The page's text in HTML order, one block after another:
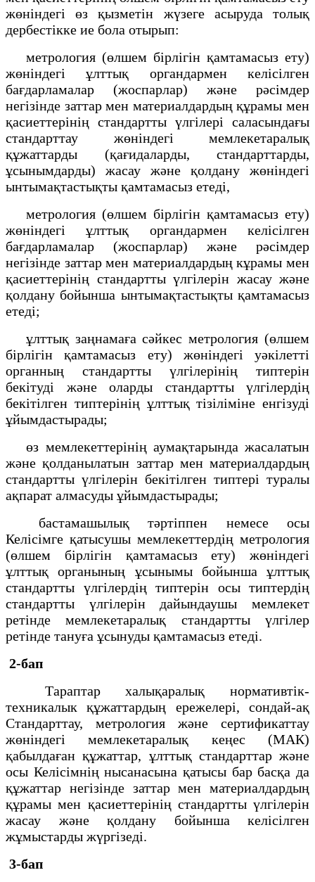
жөніндегі өз қызметін жүзеге асыруда толық
дербестікке ие бола отырып:
метрология (өлшем бірлігін қамтамасыз ету)
жөніндегі ұлттық органдармен келісілген
бағдарламалар (жоспарлар) және рәсімдер
негізінде заттар мен материалдардың құрамы мен
қасиеттерінің стандартты үлгілері саласындағы
стандарттау жөніндегі мемлекетаралық
құжаттарды (қағидаларды, стандарттарды,
ұсынымдарды) жасау және қолдану жөніндегі
ынтымақтастықты қамтамасыз етеді,
метрология (өлшем бірлігін қамтамасыз ету)
жөніндегі ұлттық органдармен келісілген
бағдарламалар (жоспарлар) және рәсімдер
негізінде заттар мен материалдардың кұрамы мен
қасиеттерінің стандартты үлгілерін жасау және
қолдану бойынша ынтымақтастықты қамтамасыз
етеді;
ұлттық заңнамаға сәйкес метрология (өлшем
бірлігін қамтамасыз ету) жөніндегі уәкілетті
органның стандартты үлгілерінің типтерін
бекітуді және оларды стандартты үлгілердің
бекітілген типтерінің ұлттық тізіліміне енгізуді
ұйымдастырады;
өз мемлекеттерінің аумақтарында жасалатын
және қолданылатын заттар мен материалдардың
стандартты үлгілерін бекітілген типтері туралы
ақпарат алмасуды ұйымдастырады;
бастамашылық тәртіппен немесе осы
Келісімге қатысушы мемлекеттердің метрология
(өлшем бірлігін қамтамасыз ету) жөніндегі
ұлттық органының ұсынымы бойынша ұлттық
стандартты үлгілердің типтерін осы типтердің
стандартты үлгілерін дайындаушы мемлекет
ретінде мемлекетаралық стандартты үлгілер
ретінде тануға ұсынуды қамтамасыз етеді.
2-бап
Тараптар халықаралық нормативтік-
техникалык құжаттардың ережелері, сондай-ақ
Стандарттау, метрология және сертификаттау
жөніндегі мемлекетаралық кеңес (МАК)
қабылдаған құжаттар, ұлттық стандарттар және
осы Келісімнің нысанасына қатысы бар басқа да
құжаттар негізінде заттар мен материалдардың
құрамы мен қасиеттерінің стандартты үлгілерін
жасау және қолдану бойынша келісілген
жұмыстарды жүргізеді.
3-бап